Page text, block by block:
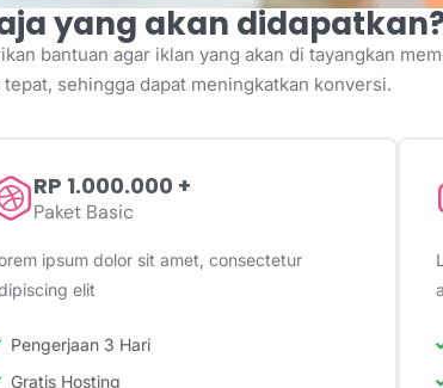
yang akan
bantuan agar iklan yang akan di tayangkan
tepat, sehingga dapat meningkatkan konversi.
RP 1.000.000 +
Paket Basic
ipsum dolor sit amet, consectetur
elit
Pengerjaan 3 Hari
Gratis Hosting